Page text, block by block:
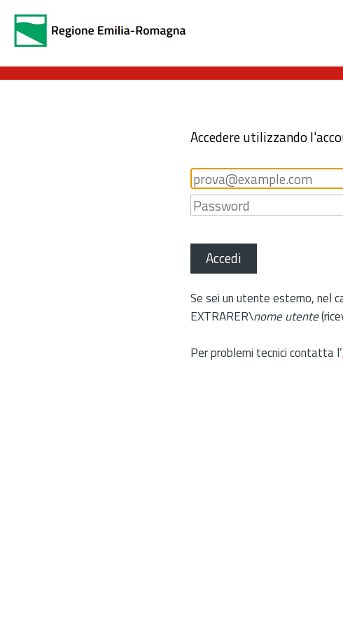
Accedere utilizzando
Accedi
Se sei un utente esterno, nel
EXTRARER\nome utente
Per problemi tecnici contatta l’